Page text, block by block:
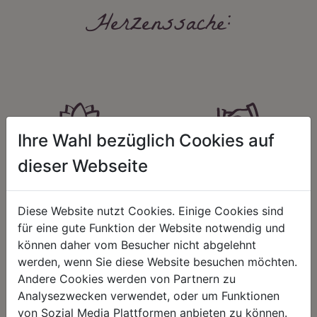
Herzenssache:
schenken natürliche, stilvolle
Momente für harmonische Stunden
zu Hause – den Ort, an dem
Menschen sich geborgen fühlen und
positive Energie schöpfen.
fair – im Hinblick auf unsere
Kalkulation, angemessene
Entlohnung und unsere
nachhaltigen, gewachsenen
Geschäftsbeziehungen.
Ihre Wahl bezüglich Cookies auf
dieser Webseite
Diese Website nutzt Cookies. Einige Cookies sind
für eine gute Funktion der Website notwendig und
können daher vom Besucher nicht abgelehnt
werden, wenn Sie diese Website besuchen möchten.
Andere Cookies werden von Partnern zu
Analysezwecken verwendet, oder um Funktionen
von Sozial Media Plattformen anbieten zu können.